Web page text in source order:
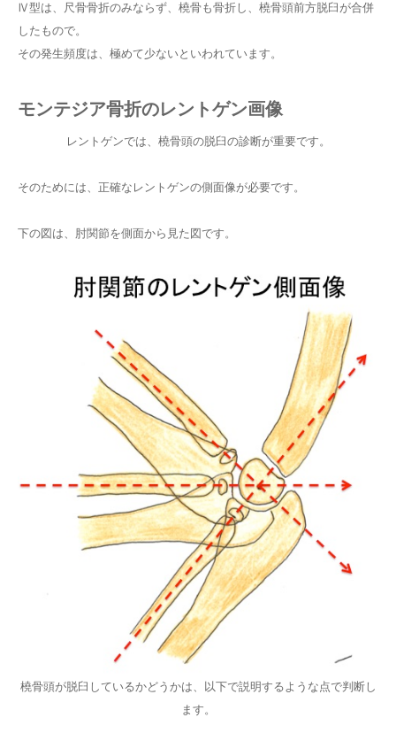
Ⅳ型は、尺骨骨折のみならず、橈骨も骨折し、橈骨頭前方脱臼が合併
したもので。
その発生頻度は、極めて少ないといわれています。
モンテジア骨折のレントゲン画像
レントゲンでは、橈骨頭の脱臼の診断が重要です。
そのためには、正確なレントゲンの側面像が必要です。
下の図は、肘関節を側面から見た図です。
橈骨頭が脱臼しているかどうかは、以下で説明するような点で判断し
ます。